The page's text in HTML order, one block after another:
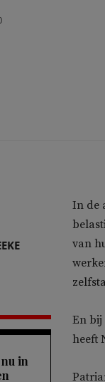
in
In de
van
En bij
heeft